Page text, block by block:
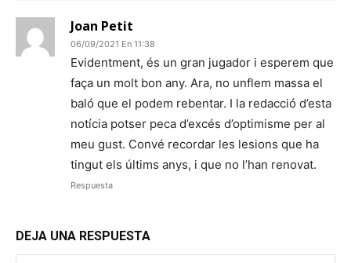
Joan Petit
06/09/2021 En 11:38
Evidentment, és un gran jugador i esperem que
faça un molt bon any. Ara, no unflem massa el
baló que el podem rebentar. I la redacció d’esta
notícia potser peca d’excés d’optimisme per al
meu gust. Convé recordar les lesions que ha
tingut els últims anys, i que no l’han renovat.
Respuesta
DEJA UNA RESPUESTA